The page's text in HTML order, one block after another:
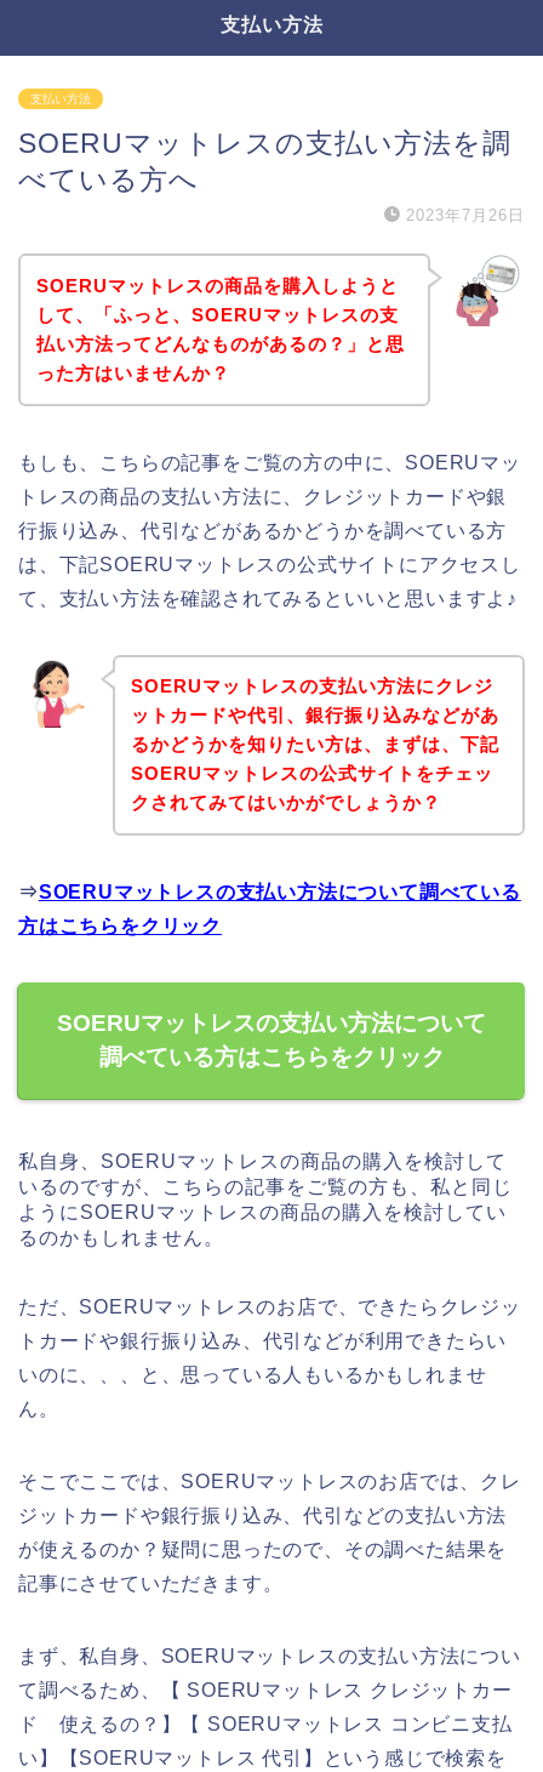
支払い方法
支払い方法
SOERUマットレスの支払い方法を調
べている方へ
2023年7月26日
SOERUマットレスの商品を購入しようと
して、「ふっと、SOERUマットレスの支
払い方法ってどんなものがあるの？」と思
った方はいませんか？
もしも、こちらの記事をご覧の方の中に、SOERUマッ
トレスの商品の支払い方法に、クレジットカードや銀
行振り込み、代引などがあるかどうかを調べている方
は、下記SOERUマットレスの公式サイトにアクセスし
て、支払い方法を確認されてみるといいと思いますよ♪
SOERUマットレスの支払い方法にクレジ
ットカードや代引、銀行振り込みなどがあ
るかどうかを知りたい方は、まずは、下記
SOERUマットレスの公式サイトをチェッ
クされてみてはいかがでしょうか？
⇒SOERUマットレスの支払い方法について調べている
方はこちらをクリック
SOERUマットレスの支払い方法について
調べている方はこちらをクリック
私自身、SOERUマットレスの商品の購入を検討して
いるのですが、こちらの記事をご覧の方も、私と同じ
ようにSOERUマットレスの商品の購入を検討してい
るのかもしれません。
ただ、SOERUマットレスのお店で、できたらクレジッ
トカードや銀行振り込み、代引などが利用できたらい
いのに、、、と、思っている人もいるかもしれませ
ん。
そこでここでは、SOERUマットレスのお店では、クレ
ジットカードや銀行振り込み、代引などの支払い方法
が使えるのか？疑問に思ったので、その調べた結果を
記事にさせていただきます。
まず、私自身、SOERUマットレスの支払い方法につい
て調べるため、【 SOERUマットレス クレジットカー
ド 使えるの？】【 SOERUマットレス コンビニ支払
い】【SOERUマットレス 代引】という感じで検索を